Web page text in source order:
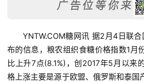
YNTW.COM糖网讯 据2月4日联合
布的信息，粮农组织食糖价格指数1月
比上升7点(8.1%)，创2017年5月以来
格上涨主要是源于欧盟、俄罗斯和泰国